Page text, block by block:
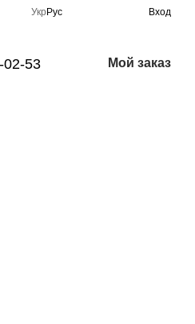
Укр Рус Вход
02-53 Мой заказ